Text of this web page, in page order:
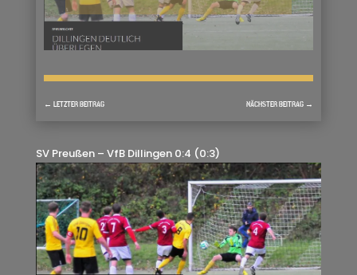
← LETZTER BEITRAG NÄCHSTER BEITRAG →
SV Preußen – VfB Dillingen 0:4 (0:3)